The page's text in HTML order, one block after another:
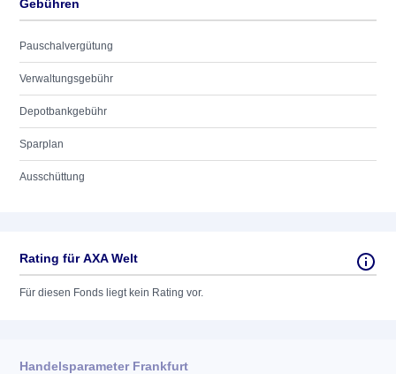
Gebühren
Pauschalvergütung
Verwaltungsgebühr
Depotbankgebühr
Sparplan
Ausschüttung
Rating für AXA Welt
Für diesen Fonds liegt kein Rating vor.
Handelsparameter Frankfurt